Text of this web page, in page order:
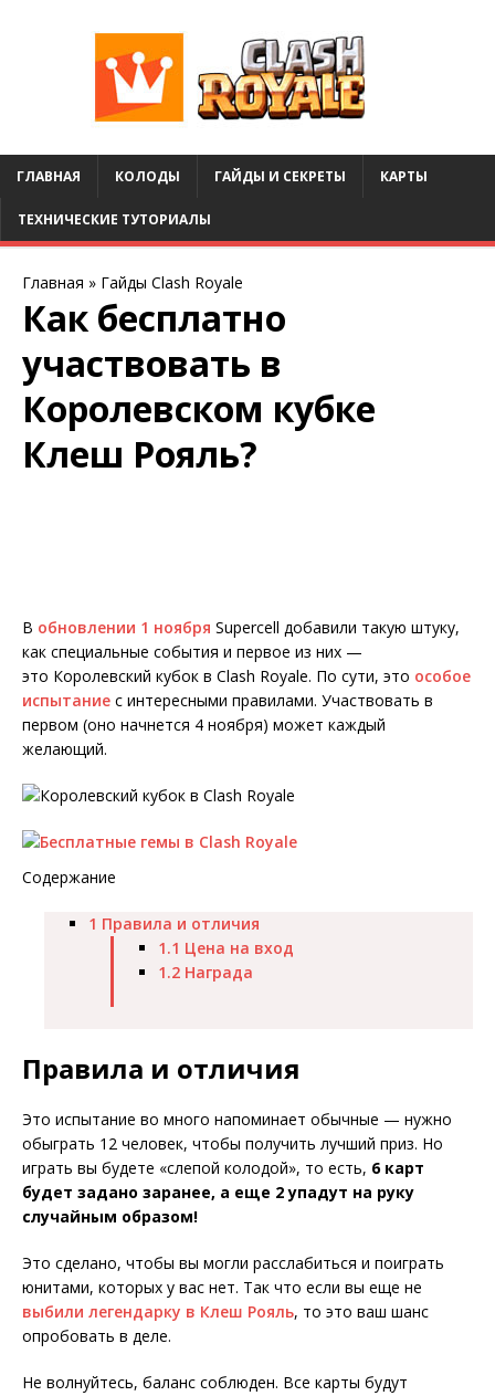
ГЛАВНАЯ КОЛОДЫ ГАЙДЫ И СЕКРЕТЫ КАРТЫ
ТЕХНИЧЕСКИЕ ТУТОРИАЛЫ
Главная » Гайды Clash Royale
Как бесплатно
участвовать в
Королевском кубке
Клеш Рояль?
В обновлении 1 ноября Supercell добавили такую штуку,
как специальные события и первое из них —
это Королевский кубок в Clash Royale. По сути, это особое
испытание с интересными правилами. Участвовать в
первом (оно начнется 4 ноября) может каждый
желающий.
Содержание
1 Правила и отличия
1.1 Цена на вход
1.2 Награда
Правила и отличия
Это испытание во много напоминает обычные — нужно
обыграть 12 человек, чтобы получить лучший приз. Но
играть вы будете «слепой колодой», то есть, 6 карт
будет задано заранее, а еще 2 упадут на руку
случайным образом!
Это сделано, чтобы вы могли расслабиться и поиграть
юнитами, которых у вас нет. Так что если вы еще не
выбили легендарку в Клеш Рояль, то это ваш шанс
опробовать в деле.
Не волнуйтесь, баланс соблюден. Все карты будут